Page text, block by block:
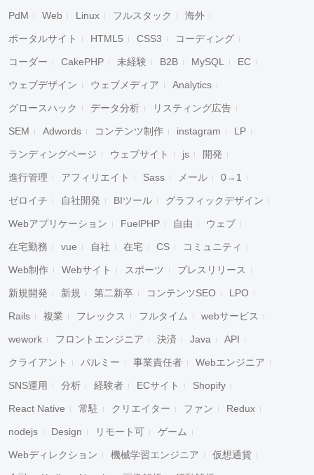
PdM Web Linux フルスタック 海外
ポータルサイト HTML5 CSS3 コーディング
コーダー CakePHP 未経験 B2B MySQL EC
ウェブデザイン ウェブメディア Analytics
グロースハック データ分析 リスティング広告
SEM Adwords コンテンツ制作 instagram LP
ランディングページ ウェブサイト js 開発
進行管理 アフィリエイト Sass メール 0→1
ゼロイチ 自社開発 BIツール グラフィックデザイン
Webアプリケーション FuelPHP 自由 ウェブ
在宅勤務 vue 自社 在宅 CS コミュニティ
Web制作 Webサイト スポーツ プレスリリース
新規開発 新規 第二新卒 コンテンツSEO LPO
Rails 複業 フレックス フルタイム webサービス
wework フロントエンジニア 決済 Java API
クライアント パルミー 事業責任者 Webエンジニア
SNS運用 分析 経験者 ECサイト Shopify
React Native 常駐 クリエイター ファン Redux
nodejs Design リモート可 ゲーム
Webディレクション 機械学習エンジニア 仮想通貨